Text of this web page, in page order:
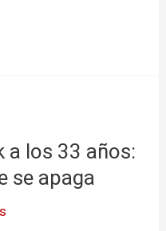
a los 33 años:
se apaga